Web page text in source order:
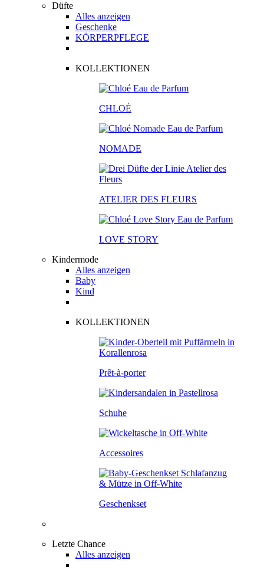
Düfte
Alles anzeigen
Geschenke
KÖRPERPFLEGE
KOLLEKTIONEN
CHLOÉ
NOMADE
ATELIER DES FLEURS
LOVE STORY
Kindermode
Alles anzeigen
Baby
Kind
KOLLEKTIONEN
Prêt-à-porter
Schuhe
Accessoires
Geschenkset
Letzte Chance
Alles anzeigen